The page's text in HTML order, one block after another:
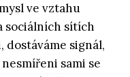
ve vztahu
sociálních sítích
signál,
sami se